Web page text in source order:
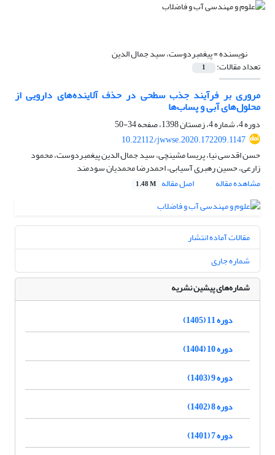
نویسنده =پیغمبردوست، سید جمال الدین
تعداد مقالات: 1
مروری بر فرآیند جذب سطحی در حذف آلاینده‌های دارویی از
محلول‌های آبی و پساب‌ها
دوره 4، شماره 4، زمستان 1398، صفحه
34-50
10.22112/jwwse.2020.172209.1147
حسن اقدسی نیا، پریسا مشینچی، سید جمال الدین پیغمبردوست، محمود
زارعی، حسین رهبری آسیابی، احمدرضا محمدیان سودمند
مشاهده مقاله
اصل مقاله 1.48 M
مقالات آماده انتشار
شماره جاری
شماره‌های پیشین نشریه
دوره 11 (1405)
دوره 10 (1404)
دوره 9 (1403)
دوره 8 (1402)
دوره 7 (1401)